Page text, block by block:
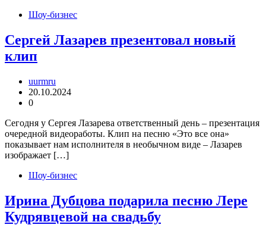
Шоу-бизнес
Сергей Лазарев презентовал новый
клип
uurmru
20.10.2024
0
Сегодня у Сергея Лазарева ответственный день – презентация
очередной видеоработы. Клип на песню «Это все она»
показывает нам исполнителя в необычном виде – Лазарев
изображает […]
Шоу-бизнес
Ирина Дубцова подарила песню Лере
Кудрявцевой на свадьбу